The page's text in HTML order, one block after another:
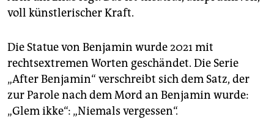
voll künstlerischer Kraft.
Die Statue von Benjamin wurde 2021 mit
rechtsextremen Worten geschändet. Die Serie
„After Benjamin“ verschreibt sich dem Satz, der
zur Parole nach dem Mord an Benjamin wurde:
„Glem ikke“: „Niemals vergessen“.